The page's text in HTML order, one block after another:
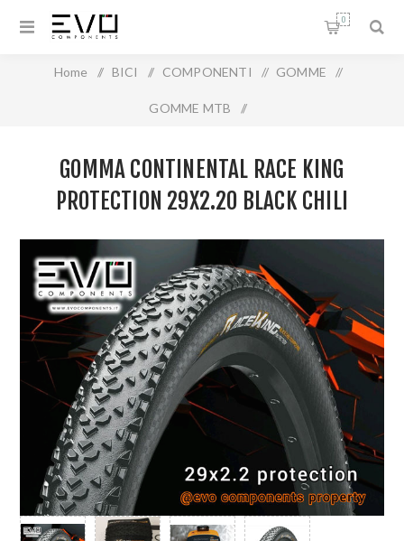
0
Home / BICI / COMPONENTI / GOMME /
GOMME MTB /
Compound
GOMMA CONTINENTAL RACE KING
PROTECTION 29X2.20 BLACK CHILI
COMPOUND